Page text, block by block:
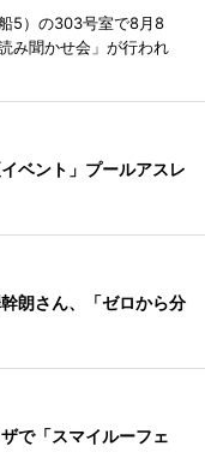
5）の303号室で8月8
み聞かせ会」が行われ
ベント」プールアスレ
朗さん、「ゼロから分
で「スマイルーフェ